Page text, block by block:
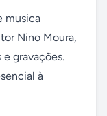
musica
Nino Moura,
gravações.
à